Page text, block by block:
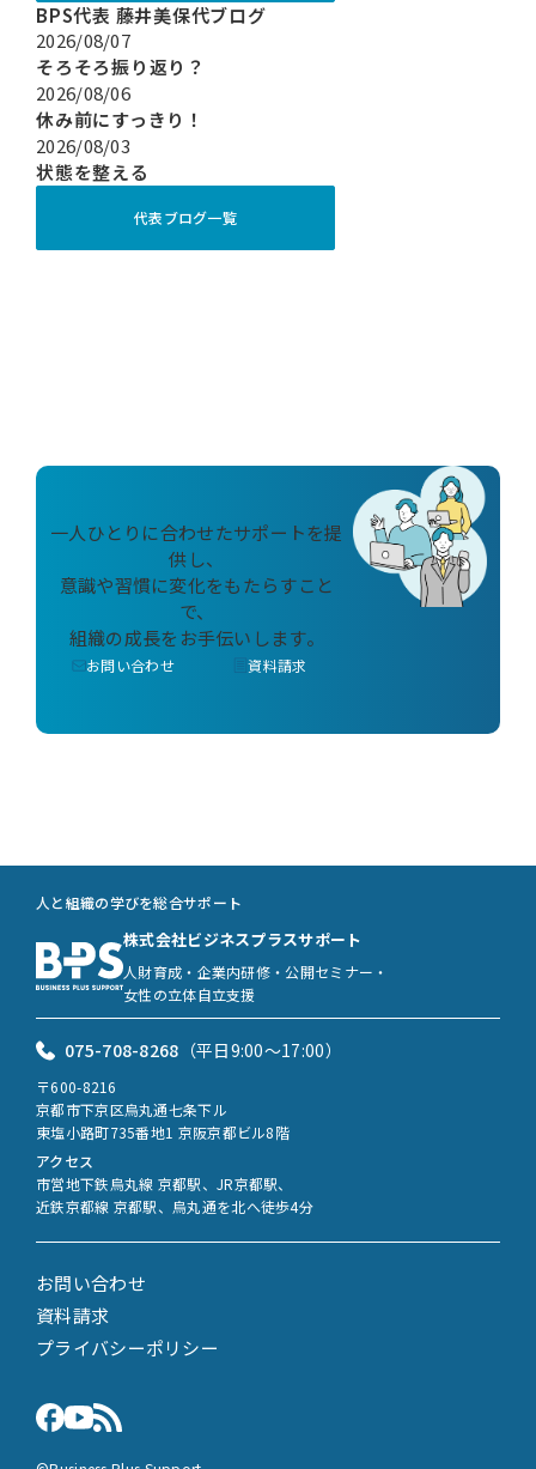
BPS代表 藤井美保代ブログ
2026/08/07
そろそろ振り返り？
2026/08/06
休み前にすっきり！
2026/08/03
状態を整える
代表ブログ一覧
一人ひとりに合わせたサポートを提
供し、
意識や習慣に変化をもたらすこと
で、
組織の成長をお手伝いします。
お問い合わせ 資料請求
お問い合わせ
資料請求
プライバシーポリシー
人と組織の学びを総合サポート
株式会社ビジネスプラスサポート
人財育成・企業内研修・公開セミナー・
女性の立体自立支援
075-708-8268 （平日9:00〜17:00）
〒600-8216
京都市下京区烏丸通七条下ル
東塩小路町735番地1 京阪京都ビル8階
アクセス
市営地下鉄烏丸線 京都駅、JR京都駅、
近鉄京都線 京都駅、烏丸通を北へ徒歩4分